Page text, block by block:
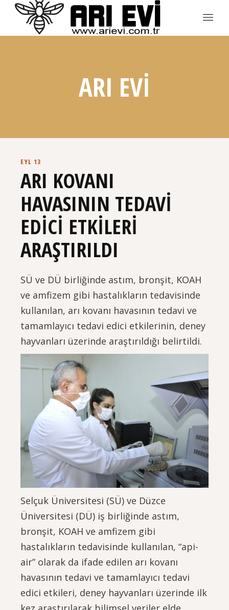
ARI EVI
EYL 13
ARI KOVANI
HAVASININ TEDAVI
EDICI ETKILERI
ARAŞTIRILDI
SÜ ve DÜ birliğinde astım, bronşit, KOAH
ve amfizem gibi hastalıkların tedavisinde
kullanılan, arı kovanı havasının tedavi ve
tamamlayıcı tedavi edici etkilerinin, deney
hayvanları üzerinde araştırıldığı belirtildi.
Selçuk Üniversitesi (SÜ) ve Düzce
Üniversitesi (DÜ) iş birliğinde astım,
bronşit, KOAH ve amfizem gibi
hastalıkların tedavisinde kullanılan, “api-
air” olarak da ifade edilen arı kovanı
havasının tedavi ve tamamlayıcı tedavi
edici etkileri, deney hayvanları üzerinde ilk